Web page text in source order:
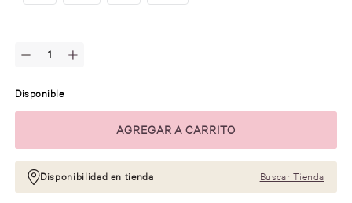
Disponible
Disponibilidad en tienda Buscar Tienda